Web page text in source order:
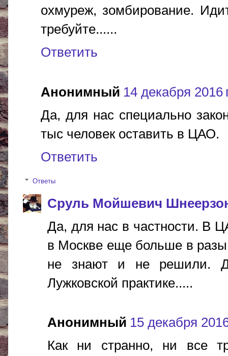
охмуреж, зомбирование.
требуйте......
Ответить
Анонимный 14 декабря 2016
Да, для нас специально
тыс человек оставить в ЦАО.
Ответить
Ответы
Сруль Мойшевич
Да, для нас в частности. В
в Москве еще больше в
не знают и не решили.
Лужковской практике.....
Анонимный 15 декабря
Как ни странно, ни все